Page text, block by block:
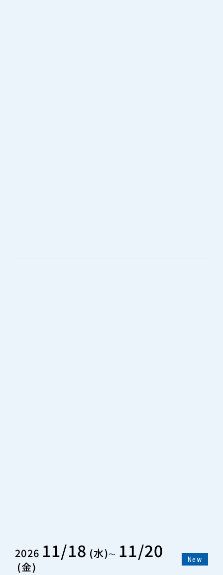
2026 11/18 水 〜 11/20
金
New